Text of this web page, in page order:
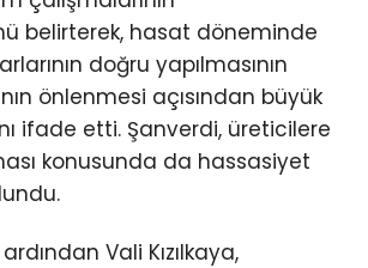
belirterek, hasat döneminde
doğru yapılmasının
önlenmesi açısından büyük
ifade etti. Şanverdi, üreticilere
konusunda da hassasiyet
Vali Kızılkaya,